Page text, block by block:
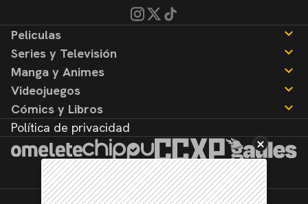
Peliculas
Noticias
Reseñas
Series y Televisión
Noticias
Reseñas
Manga y Animes
Noticias
Reseñas
Videojuegos
Noticias
Reseñas
Cómics y Libros
Noticias
Reseñas
Política de privacidad